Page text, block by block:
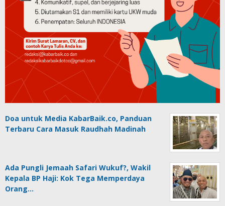
Doa untuk Media KabarBaik.co, Panduan
Terbaru Cara Masuk Raudhah Madinah
Ada Pungli Jemaah Safari Wukuf?, Wakil
Kepala BP Haji: Kok Tega Memperdaya
Orang…